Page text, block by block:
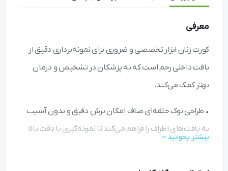
معرفی
کورت زنان ابزار تخصصی و ضروری برای نمونه‌برداری دقیق از
بافت داخلی رحم است که به پزشکان در تشخیص و درمان
بهتر کمک می‌کند.
• طراحی نوک حلقه‌ای صاف امکان برش دقیق و بدون آسیب
به بافت‌های اطراف را فراهم می‌کند تا نمونه‌گیری با دقت بالا
بیشتر بخوانید